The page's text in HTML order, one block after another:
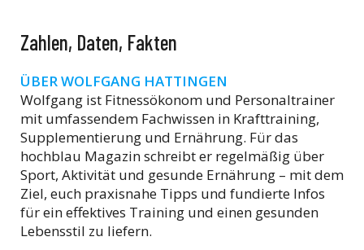
Zahlen, Daten, Fakten
ÜBER WOLFGANG HATTINGEN
Wolfgang ist Fitnessökonom und Personaltrainer
mit umfassendem Fachwissen in Krafttraining,
Supplementierung und Ernährung. Für das
hochblau Magazin schreibt er regelmäßig über
Sport, Aktivität und gesunde Ernährung – mit dem
Ziel, euch praxisnahe Tipps und fundierte Infos
für ein effektives Training und einen gesunden
Lebensstil zu liefern.